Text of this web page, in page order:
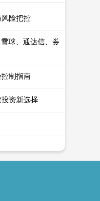
险把控
球、通达信、券
制指南
资新选择